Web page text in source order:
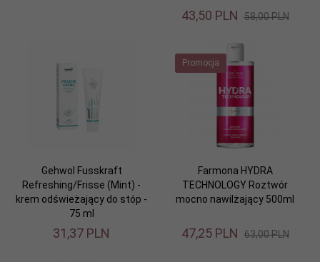
43,50 PLN 58,00 PLN
Gehwol Fusskraft
Refreshing/Frisse (Mint) -
krem odświeżający do stóp -
75 ml
31,37 PLN
Promocja
Farmona HYDRA
TECHNOLOGY Roztwór
mocno nawilżający 500ml
47,25 PLN 63,00 PLN